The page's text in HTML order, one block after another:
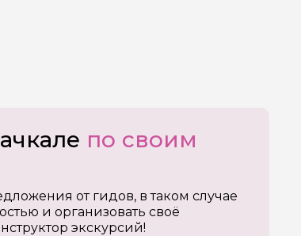
по своим
от гидов, в таком случае
и организовать своё
экскурсий!